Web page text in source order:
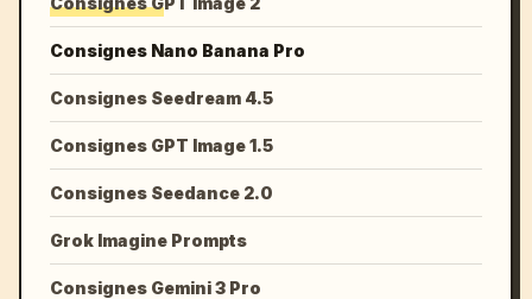
Consignes Nano Banana Pro
Consignes Seedream 4.5
Consignes GPT Image 1.5
Consignes Seedance 2.0
Grok Imagine Prompts
Consignes Gemini 3 Pro